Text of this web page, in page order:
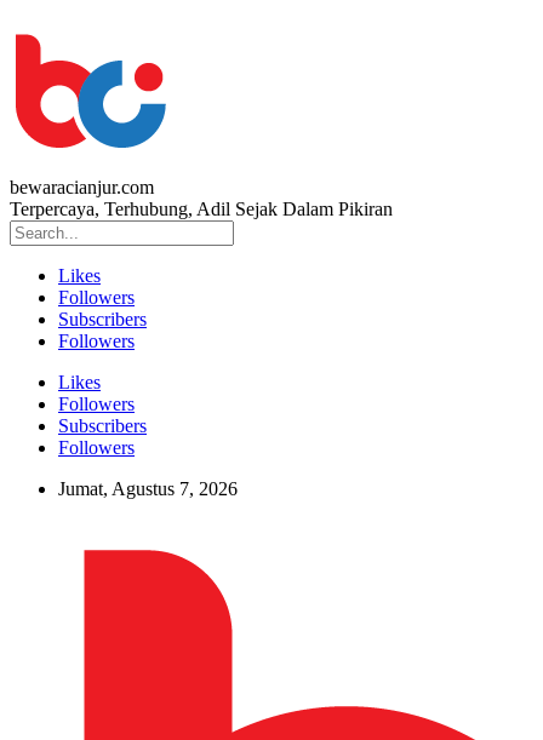
bewaracianjur.com
Terpercaya, Terhubung, Adil Sejak Dalam Pikiran
Likes
Followers
Subscribers
Followers
Likes
Followers
Subscribers
Followers
Jumat, Agustus 7, 2026